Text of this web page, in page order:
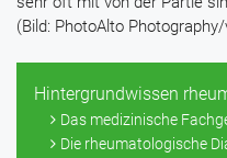
(Bild: PhotoAlto
Hintergrundwissen
Das medizinische
Die rheumatologische